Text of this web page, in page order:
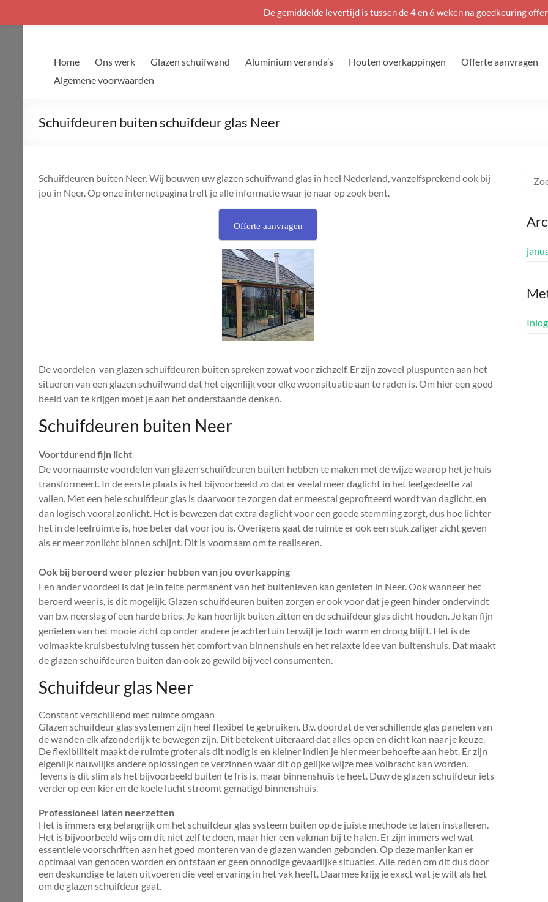
Home Ons werk Glazen schuifwand Aluminium veranda’s Houten overkappingen Offerte aanvragen
Algemene voorwaarden
Schuifdeuren buiten schuifdeur glas Neer
Schuifdeuren buiten Neer. Wij bouwen uw glazen schuifwand glas in heel Nederland, vanzelfsprekend ook bij
jou in Neer. Op onze internetpagina treft je alle informatie waar je naar op zoek bent.
Offerte aanvragen
De voordelen van glazen schuifdeuren buiten spreken zowat voor zichzelf. Er zijn zoveel pluspunten aan het
situeren van een glazen schuifwand dat het eigenlijk voor elke woonsituatie aan te raden is. Om hier een goed
beeld van te krijgen moet je aan het onderstaande denken.
Schuifdeuren buiten Neer
Voortdurend fijn licht
De voornaamste voordelen van glazen schuifdeuren buiten hebben te maken met de wijze waarop het je huis
transformeert. In de eerste plaats is het bijvoorbeeld zo dat er veelal meer daglicht in het leefgedeelte zal
vallen. Met een hele schuifdeur glas is daarvoor te zorgen dat er meestal geprofiteerd wordt van daglicht, en
dan logisch vooral zonlicht. Het is bewezen dat extra daglicht voor een goede stemming zorgt, dus hoe lichter
het in de leefruimte is, hoe beter dat voor jou is. Overigens gaat de ruimte er ook een stuk zaliger zicht geven
als er meer zonlicht binnen schijnt. Dit is voornaam om te realiseren.
Ook bij beroerd weer plezier hebben van jou overkapping
Een ander voordeel is dat je in feite permanent van het buitenleven kan genieten in Neer. Ook wanneer het
beroerd weer is, is dit mogelijk. Glazen schuifdeuren buiten zorgen er ook voor dat je geen hinder ondervindt
van b.v. neerslag of een harde bries. Je kan heerlijk buiten zitten en de schuifdeur glas dicht houden. Je kan fijn
genieten van het mooie zicht op onder andere je achtertuin terwijl je toch warm en droog blijft. Het is de
volmaakte kruisbestuiving tussen het comfort van binnenshuis en het relaxte idee van buitenshuis. Dat maakt
de glazen schuifdeuren buiten dan ook zo gewild bij veel consumenten.
Schuifdeur glas Neer
Constant verschillend met ruimte omgaan
Glazen schuifdeur glas systemen zijn heel flexibel te gebruiken. B.v. doordat de verschillende glas panelen van
de wanden elk afzonderlijk te bewegen zijn. Dit betekent uiteraard dat alles open en dicht kan naar je keuze.
De flexibiliteit maakt de ruimte groter als dit nodig is en kleiner indien je hier meer behoefte aan hebt. Er zijn
eigenlijk nauwlijks andere oplossingen te verzinnen waar dit op gelijke wijze mee volbracht kan worden.
Tevens is dit slim als het bijvoorbeeld buiten te fris is, maar binnenshuis te heet. Duw de glazen schuifdeur iets
verder op een kier en de koele lucht stroomt gematigd binnenshuis.
Professioneel laten neerzetten
Het is immers erg belangrijk om het schuifdeur glas systeem buiten op de juiste methode te laten installeren.
Het is bijvoorbeeld wijs om dit niet zelf te doen, maar hier een vakman bij te halen. Er zijn immers wel wat
essentiele voorschriften aan het goed monteren van de glazen wanden gebonden. Op deze manier kan er
optimaal van genoten worden en ontstaan er geen onnodige gevaarlijke situaties. Alle reden om dit dus door
een deskundige te laten uitvoeren die veel ervaring in het vak heeft. Daarmee krijg je exact wat je wilt als het
om de glazen schuifdeur gaat.
De gemiddelde levertijd is tussen de 4 en 6 weken na goedkeuring